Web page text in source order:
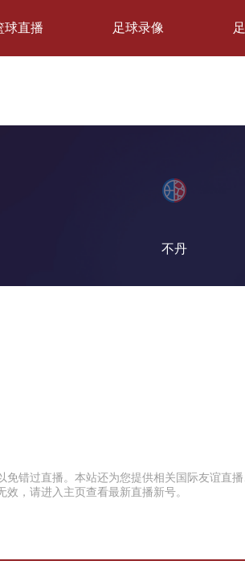
球直播 足球录像
不丹
错过直播。本站还为您提供相关国际友谊直
，请进入主页查看最新直播新号。